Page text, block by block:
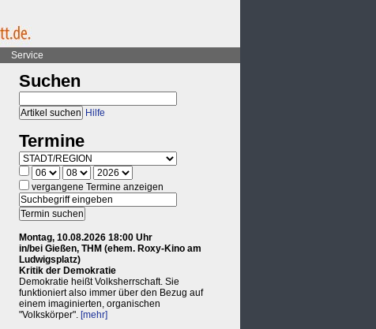
Service
Suchen
Hilfe
Termine
vergangene Termine anzeigen
Montag, 10.08.2026 18:00 Uhr
in/bei Gießen, THM (ehem. Roxy-Kino am
Ludwigsplatz)
Kritik der Demokratie
Demokratie heißt Volksherrschaft. Sie
funktioniert also immer über den Bezug auf
einem imaginierten, organischen
"Volkskörper". [mehr]